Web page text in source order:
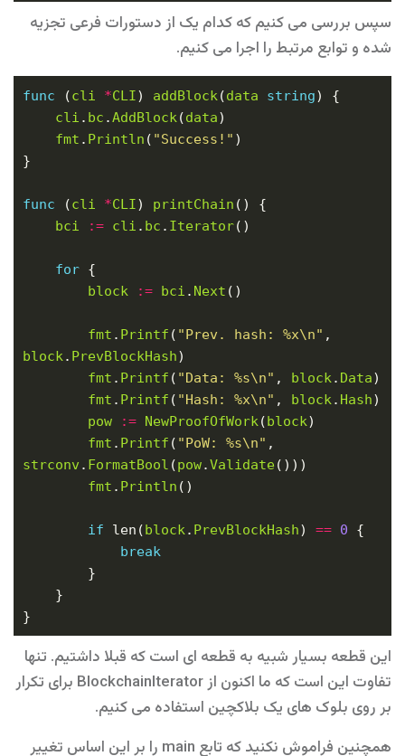
سپس بررسی می کنیم که کدام یک از دستورات فرعی تجزیه
شده و توابع مرتبط را اجرا می کنیم.
func (cli *CLI) addBlock(data string
cli . bc .AddBlock(data
fmt . Println ( "Success!"
func (cli *CLI) printChain
bci
:= cli . bc . Iterator
for
block
:= bci . Next
fmt . Printf ( "Prev. hash: %x\n"
block. PrevBlockHash
fmt . Printf ( "Data: %s\n" , block. Data
fmt . Printf ( "Hash: %x\n" , block. Hash
pow
:= NewProofOfWork(block
fmt . Printf ( "PoW: %s\n"
strconv . FormatBool (pow.Validate
fmt . Println
if len(block. PrevBlockHash) == 0
break
این قطعه بسیار شبیه به قطعه ای است که قبلا داشتیم. تنها
تفاوت این است که ما اکنون از BlockchainIterator برای تکرار
بر روی بلوک های یک بلاکچین استفاده می کنیم.
همچنین فراموش نکنید که تابع main را بر این اساس تغییر